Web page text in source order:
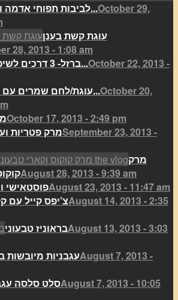
לביבות תפוחי אדמה ורוזמרין אפויות...October 29,
עוגת קשת בענן
28, 2013 - 1:08 am
ברזל- 3 דרכים לשיפור ספיגת הבר...October 22, 2013 -
עוגת/לחם שמרים עם שוקולד טבעוני...October 20,
October 17, 2013 - 2:49 pm
מרק פטריותSeptember 23, 2013 -
מרק
August 28, 2013 - 9:39 am
פוסטאישיAugust 23, 2013 - 11:47 am
צ’יפס קייל עםAugust 14, 2013 - 2:35
בראוניז טבעוניAugust 13, 2013 - 3:03
עגבניות מיובשותAugust 7, 2013 -
סלט סלסהAugust 7, 2013 - 10:05